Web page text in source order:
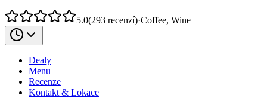
5.0(293 recenzí)·Coffee, Wine
Dealy
Menu
Recenze
Kontakt & Lokace